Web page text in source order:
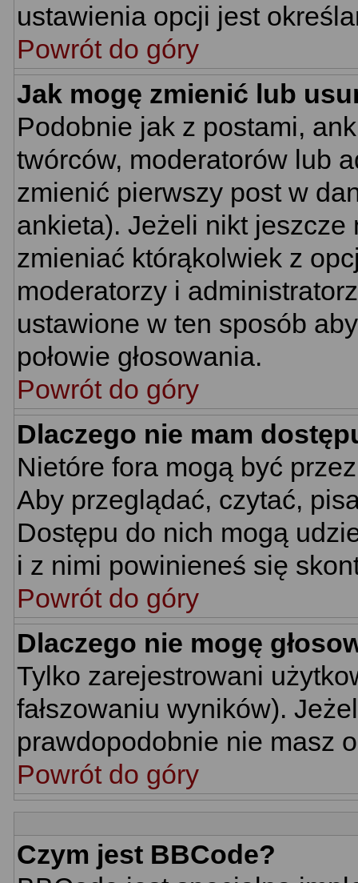
ustawienia opcji jest
Powrót do góry
Jak mogę zmienić lub
Podobnie jak z postami,
twórców, moderatorów lub
zmienić pierwszy post w
ankieta). Jeżeli nikt jeszcze
zmieniać którąkolwiek z
moderatorzy i
ustawione w ten sposób
połowie głosowania.
Powrót do góry
Dlaczego nie mam
Nietóre fora mogą być
Aby przeglądać, czytać,
Dostępu do nich mogą
i z nimi powinieneś się
Powrót do góry
Dlaczego nie mogę
Tylko zarejestrowani
fałszowaniu wyników).
prawdopodobnie nie masz
Powrót do góry
Czym jest BBCode?